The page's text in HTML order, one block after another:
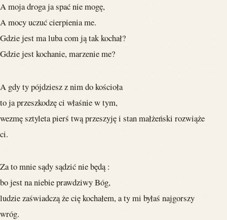
A moja droga ja spać nie mogę,
A mocy uczuć cierpienia me.
Gdzie jest ma luba com ją tak kochał?
Gdzie jest kochanie, marzenie me?
A gdy ty pójdziesz z nim do kościoła
to ja przeszkodzę ci właśnie w tym,
wezmę sztyleta pierś twą przeszyję i stan małżeński rozwiąże
ci.
Za to mnie sądy sądzić nie będą :
bo jest na niebie prawdziwy Bóg,
ludzie zaświadczą że cię kochałem, a ty mi byłaś najgorszy
wróg.